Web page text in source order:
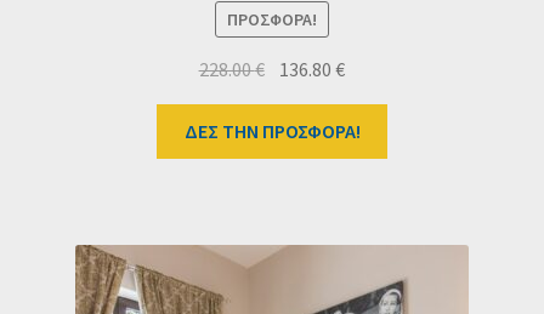
ΠΡΟΣΦΟΡΆ!
228.00€ Original
was:
228.00 €.
136.80€Η
τιμή
είναι:
ΔΕΣ ΤΗΝ ΠΡΟΣΦΟΡΑ!